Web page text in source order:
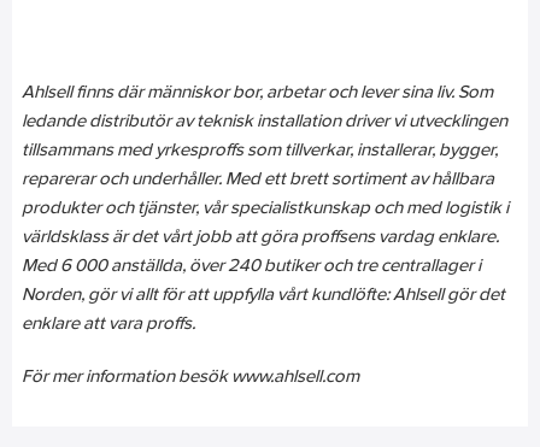
Ahlsell finns där människor bor, arbetar och lever sina liv. Som
ledande distributör av teknisk installation driver vi utvecklingen
tillsammans med yrkesproffs som tillverkar, installerar, bygger,
reparerar och underhåller. Med ett brett sortiment av hållbara
produkter och tjänster, vår specialistkunskap och med logistik i
världsklass är det vårt jobb att göra proffsens vardag enklare.
Med 6 000 anställda, över 240 butiker och tre centrallager i
Norden, gör vi allt för att uppfylla vårt kundlöfte: Ahlsell gör det
enklare att vara proffs.
För mer information besök www.ahlsell.com